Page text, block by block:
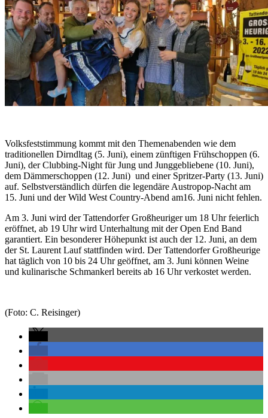
Volksfeststimmung kommt mit den Themenabenden wie dem
traditionellen Dirndltag (5. Juni), einem zünftigen Frühschoppen (6.
Juni), der Clubbing-Night für Jung und Junggebliebene (10. Juni),
dem Dämmerschoppen (12. Juni) und einer Spritzer-Party (13. Juni)
auf. Selbstverständlich dürfen die legendäre Austropop-Nacht am
15. Juni und der Wild West Country-Abend am16. Juni nicht fehlen.
Am 3. Juni wird der Tattendorfer Großheuriger um 18 Uhr feierlich
eröffnet, ab 19 Uhr wird Unterhaltung mit der Open End Band
garantiert. Ein besonderer Höhepunkt ist auch der 12. Juni, an dem
der St. Laurent Lauf stattfinden wird. Der Tattendorfer Großheurige
hat täglich von 10 bis 24 Uhr geöffnet, am 3. Juni können Weine
und kulinarische Schmankerl bereits ab 16 Uhr verkostet werden.
(Foto: C. Reisinger)